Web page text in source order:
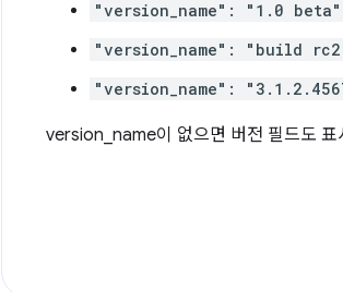
"version_name": "1.0 beta"
"version_name": "build
"version_name":
version_name이 없으면 버전 필드도 표